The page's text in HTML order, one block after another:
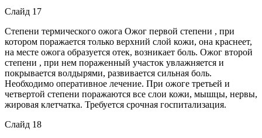
Слайд 17
Степени термического ожога Ожог первой степени , при
котором поражается только верхний слой кожи, она краснеет,
на месте ожога образуется отек, возникает боль. Ожог второй
степени , при нем пораженный участок увлажняется и
покрывается волдырями, развивается сильная боль.
Необходимо оперативное лечение. При ожоге третьей и
четвертой степени поражаются все слои кожи, мышцы, нервы,
жировая клетчатка. Требуется срочная госпитализация.
Слайд 18